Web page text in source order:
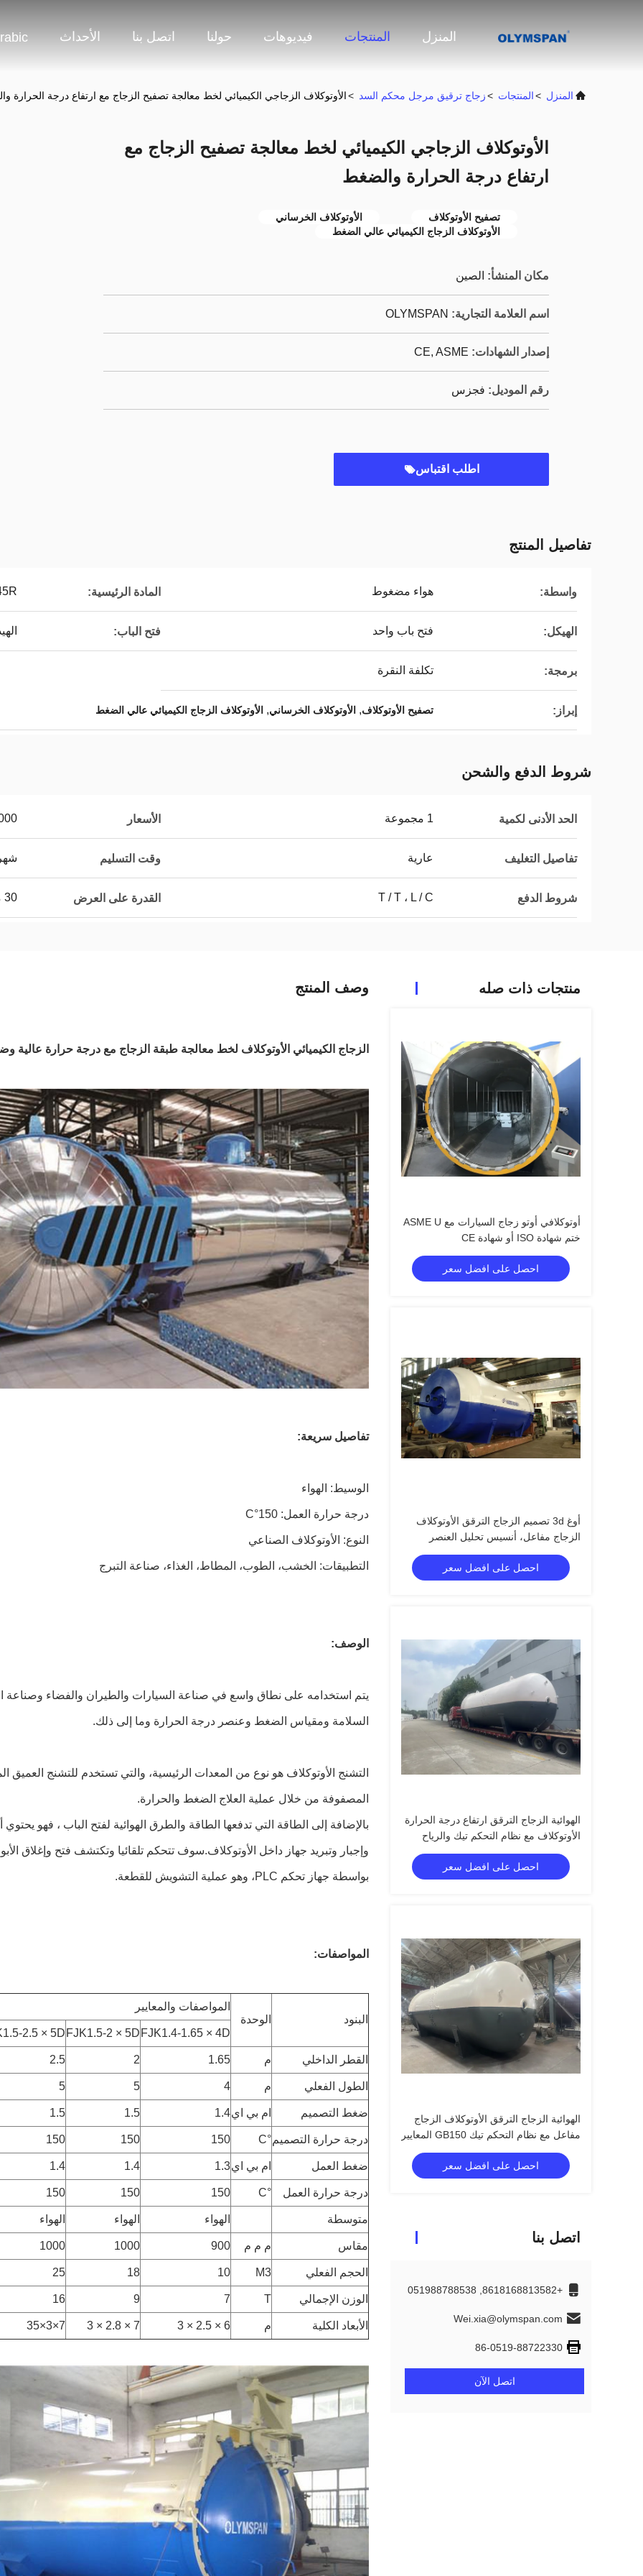
المنزل المنتجات فيديوهات حولنا اتصل بنا الأحداث
المنزل >المنتجات >زجاج ترقيق مرجل محكم السد >الأوتوكلاف الزجاجي الكيميائي لخط معالجة تصفيح الزجاج مع ارتفاع درجة الحرارة
الأوتوكلاف الزجاجي الكيميائي لخط معالجة تصفيح الزجاج مع
ارتفاع درجة الحرارة والضغط
تصفيح الأوتوكلاف
الأوتوكلاف الخرساني
الأوتوكلاف الزجاج الكيميائي عالي الضغط
مكان المنشأ: الصين
اسم العلامة التجارية: OLYMSPAN
إصدار الشهادات: CE, ASME
رقم الموديل: فجزس
اطلب اقتباس
تفاصيل المنتج
واسطة: هواء مضغوط المادة الرئيسية:
الهيكل: فتح باب واحد فتح الباب:
برمجة: تكلفة النقرة
إبراز: تصفيح الأوتوكلاف, الأوتوكلاف الخرساني, الأوتوكلاف الزجاج الكيميائي عالي الضغط
شروط الدفع والشحن
الحد الأدنى لكمية 1 مجموعة الأسعار
تفاصيل التغليف عارية وقت التسليم
شروط الدفع T / T ، L / C القدرة على العرض 30 مجموعة لكلّ شهر
منتجات ذات صله
أوتوكلافي أوتو زجاج السيارات مع ASME U
ختم شهادة ISO أو شهادة CE
احصل على افضل سعر
أوغ 3d تصميم الزجاج الترقق الأوتوكلاف
الزجاج مفاعل، أنسيس تحليل العنصر
المحدود
احصل على افضل سعر
الهوائية الزجاج الترقق ارتفاع درجة الحرارة
الأوتوكلاف مع نظام التحكم تيك والرياح
توجيه غروف غربال
احصل على افضل سعر
الهوائية الزجاج الترقق الأوتوكلاف الزجاج
مفاعل مع نظام التحكم تيك GB150 المعايير
احصل على افضل سعر
اتصل بنا
+8618168813582, 051988788538
Wei.xia@olymspan.com
86-0519-88722330
اتصل الآن
وصف المنتج
الزجاج الكيميائي الأوتوكلاف لخط معالجة طبقة الزجاج مع درجة حرارة عالية
تفاصيل سريعة:
الوسيط: الهواء
درجة حرارة العمل: 150°C
النوع: الأوتوكلاف الصناعي
التطبيقات: الخشب، الطوب، المطاط، الغذاء، صناعة التبرج
الوصف:
يتم استخدامه على نطاق واسع في صناعة السيارات والطيران والفضاء وصناعة
السلامة ومقياس الضغط وعنصر درجة الحرارة وما إلى ذلك.
التشنج الأوتوكلاف هو نوع من المعدات الرئيسية، والتي تستخدم للتشنج العميق
المصفوفة من خلال عملية العلاج الضغط والحرارة.
بالإضافة إلى الطاقة التي تدفعها الطاقة والطرق الهوائية لفتح الباب ، فهو
وإجبار وتبريد جهاز داخل الأوتوكلاف.سوف تتحكم تلقائيا وتكتشف فتح وإغلاق
بواسطة جهاز تحكم PLC، وهو عملية التشويش للقطعة.
المواصفات:
البنود الوحدة
المواصفات والمعايير
FJK1.4-1.65 × 4D
FJK1.5-2 × 5D
2.5 × 5D
القطر الداخلي م 1.65
2
2.5
الطول الفعلي م 4
5
5
ضغط التصميم ام بي اي1.4
1.5
1.5
درجة حرارة التصميم°C
150
150
150
ضغط العمل ام بي اي1.3
1.4
1.4
درجة حرارة العمل °C
150
150
150
متوسطة الهواء الهواء الهواء
مقاس م م م 900
1000
1000
الحجم الفعلي M3
10
18
25
الوزن الإجمالي T
7
9
16
الأبعاد الكلية م 6 × 2.5 × 3
7 × 2.8 × 3
7×3×35